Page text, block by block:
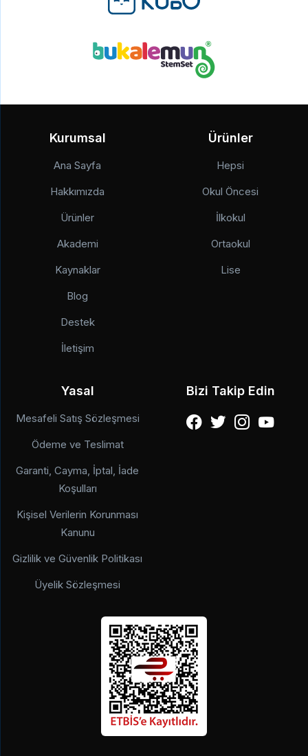
Kurumsal
Ana Sayfa
Hakkımızda
Ürünler
Akademi
Kaynaklar
Blog
Destek
İletişim
Ürünler
Hepsi
Okul Öncesi
İlkokul
Ortaokul
Lise
Yasal
Mesafeli Satış Sözleşmesi
Ödeme ve Teslimat
Garanti, Cayma, İptal, İade
Koşulları
Kişisel Verilerin Korunması
Kanunu
Gizlilik ve Güvenlik Politikası
Üyelik Sözleşmesi
Bizi Takip Edin